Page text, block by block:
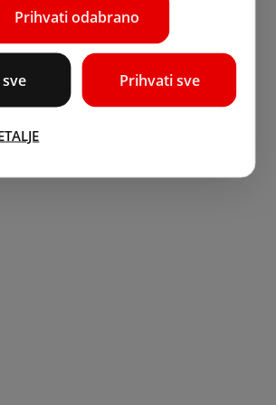
Prihvati odabrano
Prihvati sve